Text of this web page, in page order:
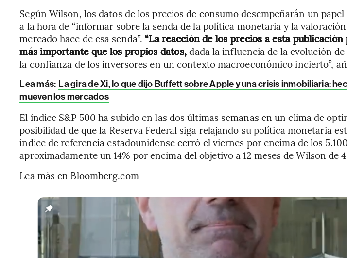
Según Wilson, los datos de los precios de consumo desempeñarán un
a la hora de “informar sobre la senda de la política monetaria y la
mercado hace de esa senda”.“La reacción de los precios a esta publicación
más importante que los propios datos,dada la influencia de la evolución
la confianza de los inversores en un contexto macroeconómico incierto”,
Lea más: La gira de Xi, lo que dijo Buffett sobre Apple y una crisis inmobiliaria:
mueven los mercados
El índice S&P 500 ha subido en las dos últimas semanas en un clima de
posibilidad de que la Reserva Federal siga relajando su política monetaria
índice de referencia estadounidense cerró el viernes por encima de los
aproximadamente un 14% por encima del objetivo a 12 meses de Wilson de
Lea más en Bloomberg.com